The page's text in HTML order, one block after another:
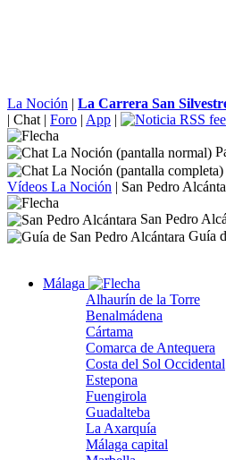
La Noción | La Carrera San
| Chat | Foro | App |
Vídeos La Noción | San Pedro
San Pedro
Guía
Málaga
Alhaurín de la Torre
Benalmádena
Cártama
Comarca de Antequera
Costa del Sol Occidental
Estepona
Fuengirola
Guadalteba
La Axarquía
Málaga capital